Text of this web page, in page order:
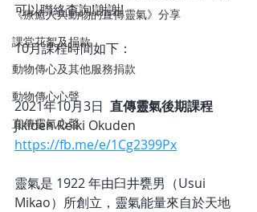
《療癒人與動物的直傳靈氣》分享
課堂花絮及捐款
動物傳心及其他服務捐款
動物傳心心聲
直傳靈氣心聲
可以聯絡查詢!謝謝!
10月課程時間如下：
2021年10月3日 直傳靈氣後期課程
Jikiden Reiki Okuden
https://fb.me/e/1Cg2399Px
靈氣是 1922 年由臼井甕男（Usui
Mikao）所創立，靈氣能量來自於天地